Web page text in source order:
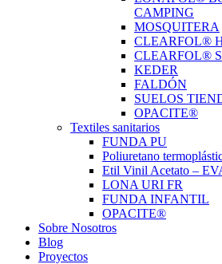
CAMPING
MOSQUITERA
CLEARFOL®
CLEARFOL®
KEDER
FALDÓN
SUELOS
OPACITE®
Textiles sanitarios
FUNDA PU
Poliuretano
Etil Vinil Acetato –
LONA URI FR
FUNDA INFANTIL
OPACITE®
Sobre Nosotros
Blog
Proyectos